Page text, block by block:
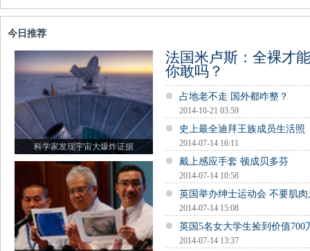
今日推荐
科学家发现宇宙大爆炸证据
法国米卢斯：全裸才
你敢吗？
占地老不走 国外都咋整？
2014-10-21 03:59
史上最全迪拜王族成员生活照
2014-07-14 16:11
戴上感应手套 顿成贝多芬
2014-07-14 10:58
英国举办绅士运动会 不要肌
2014-07-14 15:08
英国5名女大学生捡到价值700
2014-07-14 13:37